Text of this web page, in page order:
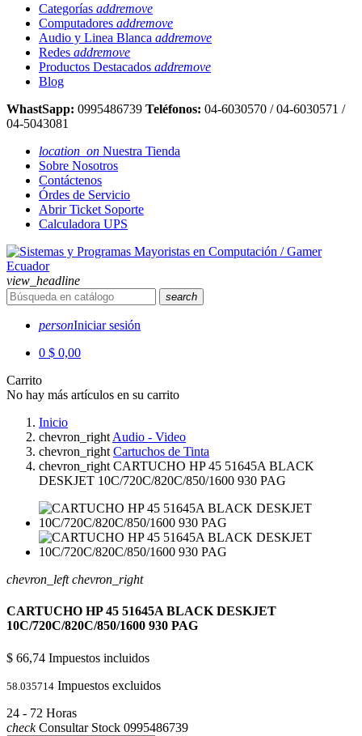
Categorías addremove
Computadores addremove
Audio y Linea Blanca addremove
Redes addremove
Productos Destacados addremove
Blog
WhastSapp: 0995486739 Teléfonos: 04-6030570 / 04-6030571 /
04-5043081
location_on Nuestra Tienda
Sobre Nosotros
Contáctenos
Órdes de Servicio
Abrir Ticket Soporte
Calculadora UPS
view_headline
search
personIniciar sesión
0 $ 0,00
Carrito
No hay más artículos en su carrito
Inicio
chevron_right Audio - Video
chevron_right Cartuchos de Tinta
chevron_right CARTUCHO HP 45 51645A BLACK
DESKJET 10C/720C/820C/850/1600 930 PAG
chevron_left chevron_right
CARTUCHO HP 45 51645A BLACK DESKJET
10C/720C/820C/850/1600 930 PAG
$ 66,74 Impuestos incluidos
58.035714 Impuestos excluidos
24 - 72 Horas
checkConsultar Stock 0995486739